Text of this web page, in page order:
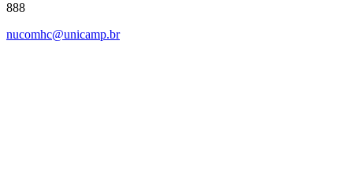
888
nucomhc@unicamp.br